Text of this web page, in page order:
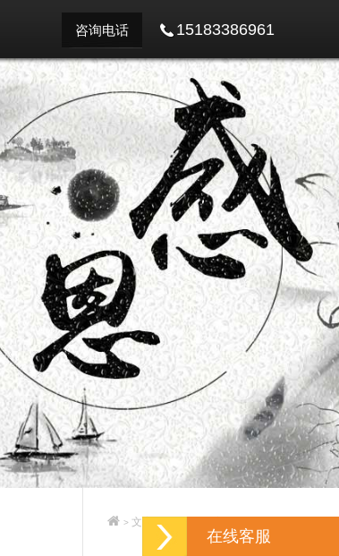
咨询电话 15183386961
> 文案策划_专业文案策划公司
在线客服